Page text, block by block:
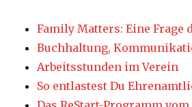
Family Matters: Eine Frage
Buchhaltung,
Arbeitsstunden im Verein
So entlastest Du